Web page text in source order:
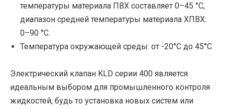
температуры материала ПВХ составляет 0–45 °C,
диапазон средней температуры материала ХПВХ:
0–90 °C.
Температура окружающей среды: от -20°C до 45°C.
Электрический клапан KLD серии 400 является
идеальным выбором для промышленного контроля
жидкостей, будь то установка новых систем или